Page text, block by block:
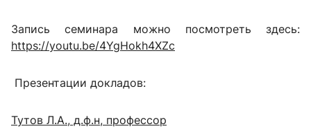
Запись семинара можно посмотреть здесь:
https://youtu.be/4YgHokh4XZc
Презентации докладов:
Тутов Л.А., д.ф.н, профессор